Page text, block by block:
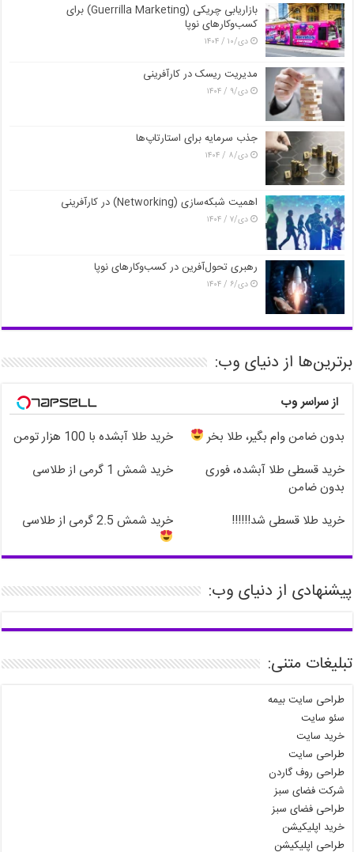
بازاریابی چریکی (Guerrilla Marketing) برای
کسب‌وکارهای نوپا
دی/۱۰ / ۱۴۰۴
مدیریت ریسک در کارآفرینی
دی/۹ / ۱۴۰۴
جذب سرمایه برای استارتاپ‌ها
دی/۸ / ۱۴۰۴
اهمیت شبکه‌سازی (Networking) در کارآفرینی
دی/۷ / ۱۴۰۴
رهبری تحول‌آفرین در کسب‌وکارهای نوپا
دی/۶ / ۱۴۰۴
برترین‌ها از دنیای وب:
از سراسر وب
بدون ضامن وام بگیر، طلا بخر
خرید طلا آبشده با 100 هزار تومن
خرید قسطی طلا آبشده، فوری
بدون ضامن
خرید شمش 1 گرمی از طلاسی
خرید طلا قسطی شد!!!!!! خرید شمش 2.5 گرمی از طلاسی
پیشنهادی از دنیای وب:
تبلیغات متنی:
طراحی سایت بیمه
سئو سایت
خرید سایت
طراحی سایت
طراحی روف گاردن
شرکت فضای سبز
طراحی فضای سبز
خرید اپلیکیشن
طراحی اپلیکیشن